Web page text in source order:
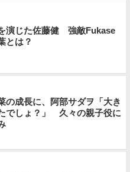
演じた佐藤健 強敵Fukase
とは？
の成長に、阿部サダヲ「大き
でしょ？」 久々の親子役に